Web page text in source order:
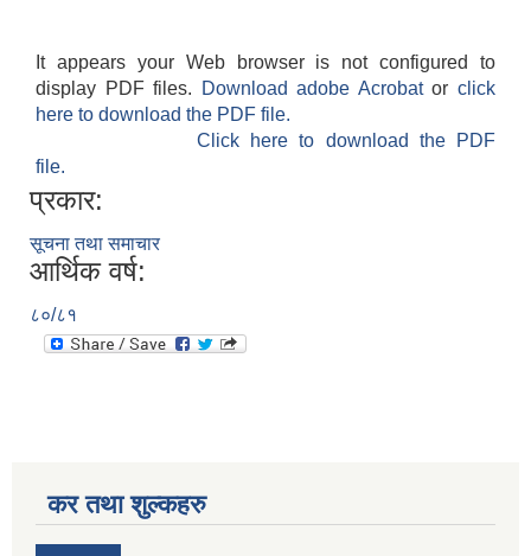
It appears your Web browser is not configured to
display PDF files.
Download adobe Acrobatorclick
here to download the PDF file.
Click here to download the PDF
file.
प्रकार:
सूचना तथा समाचार
आर्थिक वर्ष:
८०/८१
कर तथा शुल्कहरु